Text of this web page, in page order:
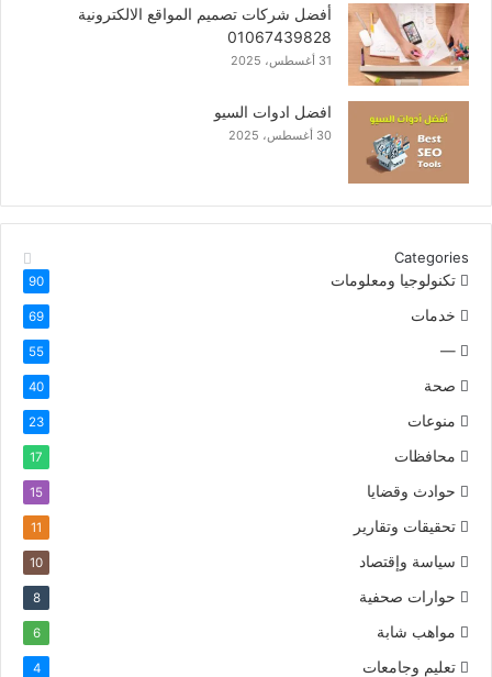
أفضل شركات تصميم المواقع الالكترونية
01067439828
31 أغسطس، 2025
افضل ادوات السيو
30 أغسطس، 2025
Categories
تكنولوجيا ومعلومات
90
خدمات 69
—
55
صحة 40
منوعات 23
محافظات 17
حوادث وقضايا 15
تحقيقات وتقارير 11
سياسة وإقتصاد 10
حوارات صحفية 8
مواهب شابة 6
تعليم وجامعات 4